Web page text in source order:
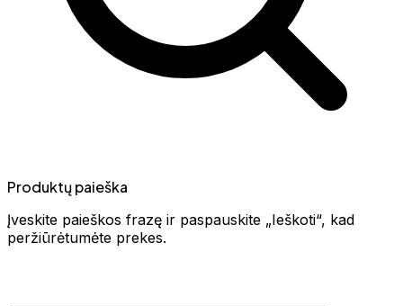
Produktų paieška
Įveskite paieškos frazę ir paspauskite „Ieškoti“, kad
peržiūrėtumėte prekes.